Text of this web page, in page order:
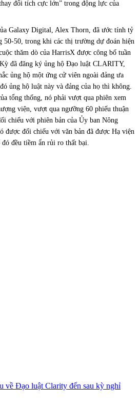
đổi tích cực lớn” trong động lực của
Galaxy Digital, Alex Thorn, đã ước tính tỷ
50-50, trong khi các thị trường dự đoán hiện
thăm dò của HarrisX được công bố tuần
đã đăng ký ủng hộ Đạo luật CLARITY,
ủng hộ một ứng cử viên ngoài đảng ưa
ủng hộ luật này và đảng của họ thì không.
tổng thống, nó phải vượt qua phiên xem
viện, vượt qua ngưỡng 60 phiếu thuận
chiếu với phiên bản của Ủy ban Nông
được đối chiếu với văn bản đã được Hạ viện
đều tiềm ẩn rủi ro thất bại.
về Đạo luật Clarity đến sau kỳ nghỉ